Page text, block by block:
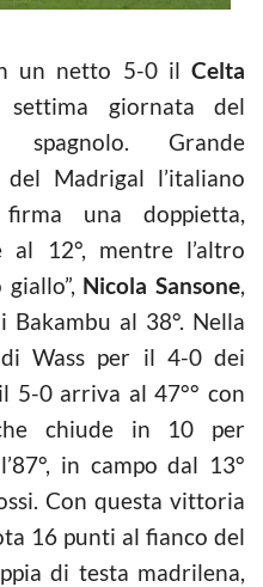
un netto 5-0 il Celta
giornata del
spagnolo. Grande
Madrigal l’italiano
una doppietta,
al 12°, mentre l’altro
Nicola Sansone,
Bakambu al 38°. Nella
Wass per il 4-0 dei
5-0 arriva al 47°° con
chiude in 10 per
in campo dal 13°
Con questa vittoria
16 punti al fianco del
di testa madrilena,